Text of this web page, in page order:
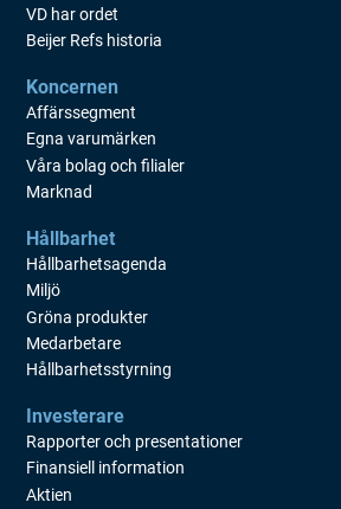
VD har ordet
Beijer Refs historia
Koncernen
Affärssegment
Egna varumärken
Våra bolag och filialer
Marknad
Hållbarhet
Hållbarhetsagenda
Miljö
Gröna produkter
Medarbetare
Hållbarhetsstyrning
Investerare
Rapporter och presentationer
Finansiell information
Aktien